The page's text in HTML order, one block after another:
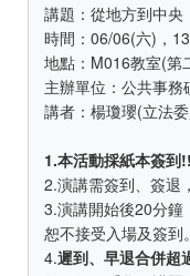
講題：從地方到中
時間：06/06(六)，
地點：M016教室(第
主辦單位：公共事
講者：楊瓊瓔(立法
1.本活動採紙本簽到
2.演講需簽到、簽退
3.演講開始後20分鐘
恕不接受入場及簽到。
4.遲到、早退合併超